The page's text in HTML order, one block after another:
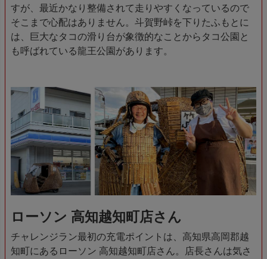
すが、最近かなり整備されて走りやすくなっているので
そこまで心配はありません。斗賀野峠を下りたふもとに
は、巨大なタコの滑り台が象徴的なことからタコ公園と
も呼ばれている龍王公園があります。
ローソン 高知越知町店さん
チャレンジラン最初の充電ポイントは、高知県高岡郡越
知町にあるローソン 高知越知町店さん。店長さんは気さ